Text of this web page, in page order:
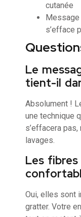
cutanée
Message
s’efface
Le
tient-il
Absolument !
une technique
s’effacera
lavages.
Les
Oui, elles sont
gratter. Votre